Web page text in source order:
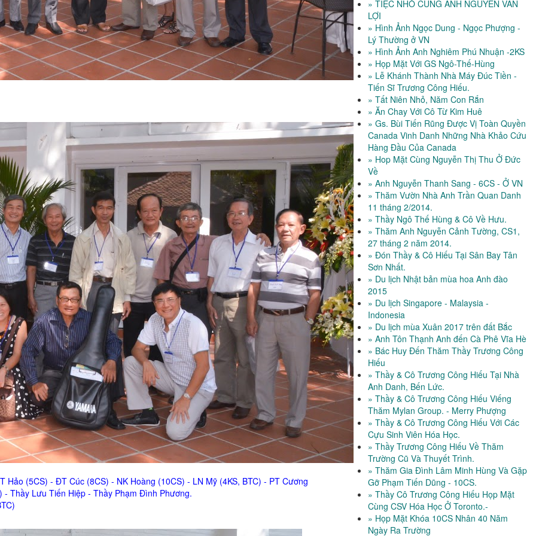
(5CS) - ĐT Cúc (8CS) - NK Hoàng (10CS) - LN Mỹ (4KS, BTC) - PT Cương
- Thầy Lưu Tiến Hiệp - Thầy Phạm Đình Phương.
» TIỆC NHỎ CÙNG ANH NGUYỄN VĂN
LỢI
» Hình Ảnh Ngọc Dung - Ngọc Phượng -
Lý Thường ở VN
» Hình Ảnh Anh Nghiêm Phú Nhuận -2KS
» Họp Mặt Với GS Ngô-Thế-Hùng
» Lễ Khánh Thành Nhà Máy Đúc Tiền -
Tiến Sĩ Trương Công Hiếu.
» Tất Niên Nhỏ, Năm Con Rắn
» Ăn Chay Với Cô Từ Kim Huê
» Gs. Bùi Tiến Rũng Được Vị Toàn Quyền
Canada Vinh Danh Những Nhà Khảo Cứu
Hàng Đầu Của Canada
» Hop Mặt Cùng Nguyễn Thị Thu Ở Đức
Về
» Anh Nguyễn Thanh Sang - 6CS - Ở VN
» Thăm Vườn Nhà Anh Trần Quan Danh
11 tháng 2/2014.
» Thầy Ngô Thế Hùng & Cô Về Hưu.
» Thăm Anh Nguyễn Cảnh Tường, CS1,
27 tháng 2 năm 2014.
» Đón Thầy & Cô Hiếu Tại Sân Bay Tân
Sơn Nhất.
» Du lịch Nhật bản mùa hoa Anh đào
2015
» Du lịch Singapore - Malaysia -
Indonesia
» Du lịch mùa Xuân 2017 trên đất Bắc
» Anh Tôn Thạnh Anh đến Cà Phê Vĩa Hè
» Bác Huy Đến Thăm Thầy Trương Công
Hiếu
» Thầy & Cô Trương Công Hiếu Tại Nhà
Anh Danh, Bến Lức.
» Thầy & Cô Trương Công Hiếu Viếng
Thăm Mylan Group. - Merry Phượng
» Thầy & Cô Trương Công Hiếu Với Các
Cựu Sinh Viên Hóa Học.
» Thầy Trương Công Hiếu Về Thăm
Trường Cũ Và Thuyết Trình.
» Thăm Gia Đình Lâm Minh Hùng Và Gặp
Gỡ Phạm Tiến Dũng - 10CS.
» Thầy Cô Trương Công Hiếu Họp Mặt
Cùng CSV Hóa Học Ở Toronto.-
» Họp Mặt Khóa 10CS Nhân 40 Năm
Ngày Ra Trường